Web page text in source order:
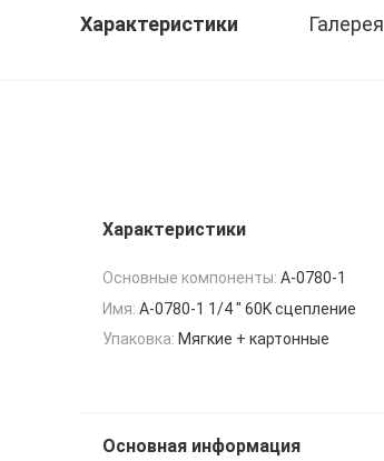
Характеристики Галерея
Характеристики
Основные компоненты: A-0780-1
Имя: A-0780-1 1/4 " 60K сцепление
Упаковка: Мягкие + картонные
Основная информация